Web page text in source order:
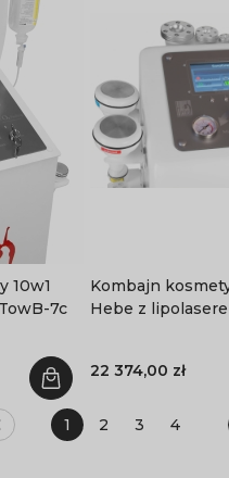
10w1
7c
Kombajn
Hebe z
22 374,00 zł
1 2 3 4